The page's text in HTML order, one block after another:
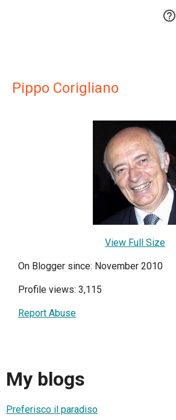

Pippo Corigliano
View Full Size
On Blogger since: November 2010
Profile views: 3,115
Report Abuse
My blogs
Preferisco il paradiso